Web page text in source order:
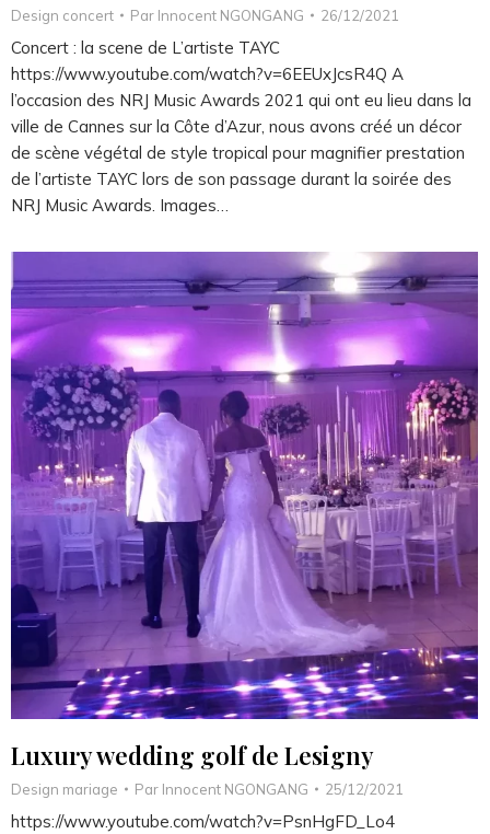
Design concert Par Innocent NGONGANG 26/12/2021
Concert : la scene de L’artiste TAYC
https://www.youtube.com/watch?v=6EEUxJcsR4Q A
l’occasion des NRJ Music Awards 2021 qui ont eu lieu dans la
ville de Cannes sur la Côte d’Azur, nous avons créé un décor
de scène végétal de style tropical pour magnifier prestation
de l’artiste TAYC lors de son passage durant la soirée des
NRJ Music Awards. Images…
Luxury wedding golf de Lesigny
Design mariage Par Innocent NGONGANG 25/12/2021
https://www.youtube.com/watch?v=PsnHgFD_Lo4